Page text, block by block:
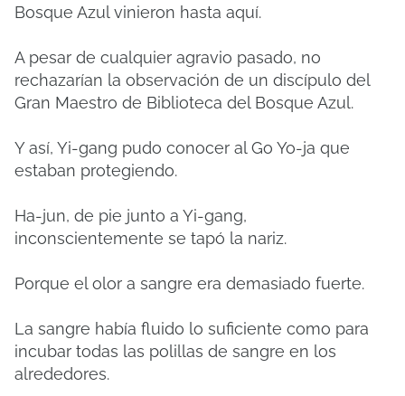
Bosque Azul vinieron hasta aquí.
A pesar de cualquier agravio pasado, no
rechazarían la observación de un discípulo del
Gran Maestro de Biblioteca del Bosque Azul.
Y así, Yi-gang pudo conocer al Go Yo-ja que
estaban protegiendo.
Ha-jun, de pie junto a Yi-gang,
inconscientemente se tapó la nariz.
Porque el olor a sangre era demasiado fuerte.
La sangre había fluido lo suficiente como para
incubar todas las polillas de sangre en los
alrededores.